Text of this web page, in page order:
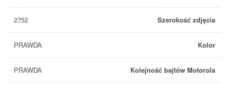
Szerokość zdjęcia
2752
Kolor
PRAWDA
Kolejność bajtów Motorola
PRAWDA